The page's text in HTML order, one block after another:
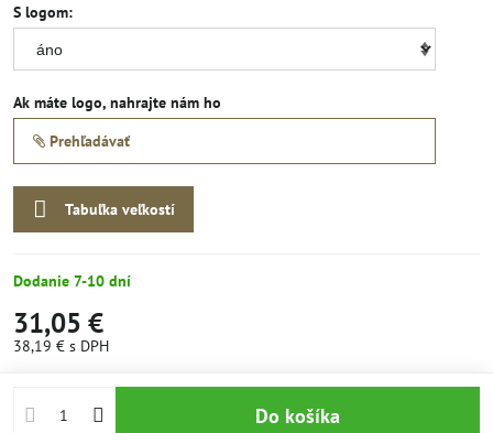
S logom:
Ak máte logo, nahrajte nám ho
Prehľadávať
Tabuľka veľkostí
Dodanie 7-10 dní
31,05 €
38,19 € s DPH
Do košíka